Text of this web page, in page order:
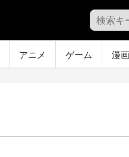
アニメ ゲーム 漫画